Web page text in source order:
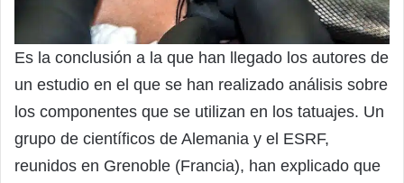
Es la conclusión a la que han llegado los autores de
un estudio en el que se han realizado análisis sobre
los componentes que se utilizan en los tatuajes. Un
grupo de científicos de Alemania y el ESRF,
reunidos en Grenoble (Francia), han explicado que